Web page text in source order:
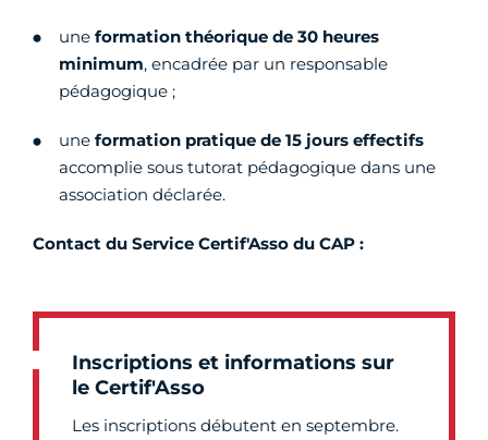
une formation théorique de 30 heures
minimum, encadrée par un responsable
pédagogique ;
une formation pratique de 15 jours effectifs
accomplie sous tutorat pédagogique dans une
association déclarée.
Contact du Service Certif'Asso du CAP :
Inscriptions et informations sur
le Certif'Asso
Les inscriptions débutent en septembre.